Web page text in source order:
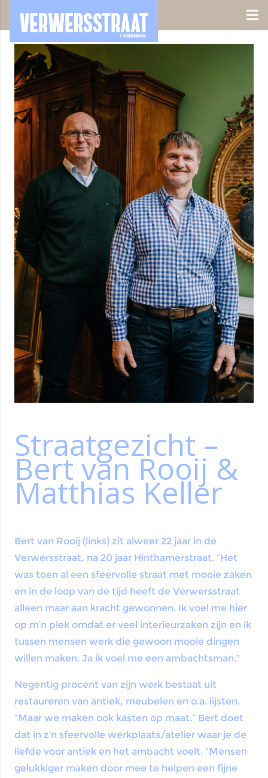
Straatgezicht –
Bert van Rooij &
Matthias Keller
Bert van Rooij (links) zit alweer 22 jaar in de
Verwersstraat, na 20 jaar Hinthamerstraat. “Het
was toen al een sfeervolle straat met mooie zaken
en in de loop van de tijd heeft de Verwersstraat
alleen maar aan kracht gewonnen. Ik voel me hier
op m’n plek omdat er veel interieurzaken zijn en ik
tussen mensen werk die gewoon mooie dingen
willen maken. Ja ik voel me een ambachtsman.”
Negentig procent van zijn werk bestaat uit
restaureren van antiek, meubelen en o.a. lijsten.
“Maar we maken ook kasten op maat.” Bert doet
dat in z’n sfeervolle werkplaats/atelier waar je de
liefde voor antiek en het ambacht voelt. “Mensen
gelukkiger maken door mee te helpen een fijne